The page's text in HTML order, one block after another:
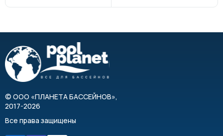
© ООО «ПЛАНЕТА БАССЕЙНОВ»,
2017-2026
Все права защищены